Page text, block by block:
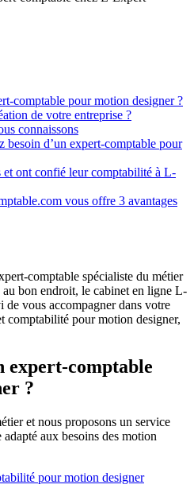
comptable pour motion designer ?
de votre entreprise ?
connaissons
besoin d’un expert-comptable pour
et ont confié leur comptabilité à L-
vous offre 3 avantages
comptable spécialiste du métier
au bon endroit, le cabinet en ligne L-
vous accompagner dans votre
comptabilité pour motion designer,
expert-comptable
?
et nous proposons un service
aux besoins des motion
pour motion designer